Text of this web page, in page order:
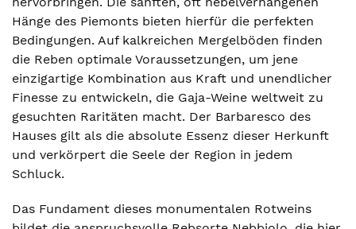
Hänge des Piemonts bieten hierfür die perfekten
Bedingungen. Auf kalkreichen Mergelböden finden
die Reben optimale Voraussetzungen, um jene
einzigartige Kombination aus Kraft und unendlicher
Finesse zu entwickeln, die Gaja-Weine weltweit zu
gesuchten Raritäten macht. Der Barbaresco des
Hauses gilt als die absolute Essenz dieser Herkunft
und verkörpert die Seele der Region in jedem
Schluck.
Das Fundament dieses monumentalen Rotweins